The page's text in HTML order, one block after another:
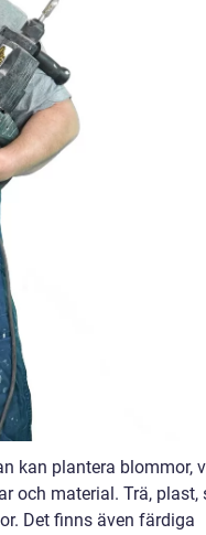
kan plantera blommor,
och material. Trä, plast,
Det finns även färdiga